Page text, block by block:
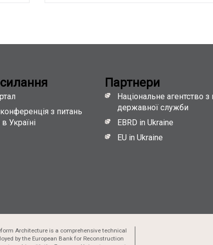
з питань
Україні
Партнери
Національне агентство з
державної служби
EBRD in Ukraine
EU in Ukraine
Architecture is a comprehensive technical
by the European Bank for Reconstruction